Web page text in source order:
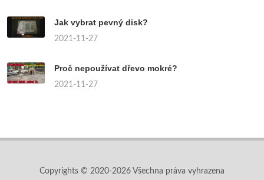
Jak vybrat pevný disk?
2021-11-27
Proč nepoužívat dřevo mokré?
2021-11-27
Copyrights © 2020-2026 Všechna práva vyhrazena